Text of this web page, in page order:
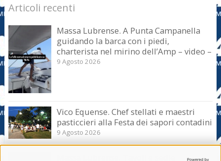
Articoli recenti
Massa Lubrense. A Punta Campanella
guidando la barca con i piedi,
charterista nel mirino dell’Amp – video –
9 Agosto 2026
Vico Equense. Chef stellati e maestri
pasticcieri alla Festa dei sapori contadini
9 Agosto 2026